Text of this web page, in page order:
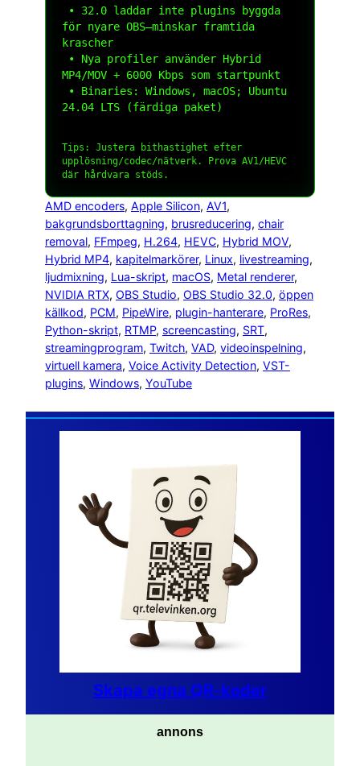
för nyare OBS—minskar framtida
krascher
MP4/MOV + 6000 Kbps som startpunkt
24.04 LTS (färdiga paket)
Tips: Justera bithastighet efter
upplösning/codec/nätverk. Prova AV1/HEVC
där hårdvara stöds.
AMD encoders, Apple Silicon, AV1
bakgrundsborttagning, brusreducering, chair
removal, FFmpeg, H.264, HEVC, Hybrid MOV
Hybrid MP4, kapitelmarkörer, Linux, livestreaming
ljudmixning, Lua-skript, macOS, Metal renderer
NVIDIA RTX, OBS Studio, OBS Studio 32.0, öppen
källkod, PCM, PipeWire, plugin-hanterare, ProRes
Python-skript, RTMP, screencasting, SRT
streamingprogram, Twitch, VAD, videoinspelning
virtuell kamera, Voice Activity Detection, VST-
plugins, Windows, YouTube
Skapa egna QR-koder
annons